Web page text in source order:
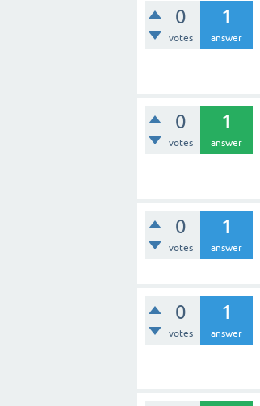
0
votes
1
answer
0
votes
1
answer
0
votes
1
answer
0
votes
1
answer